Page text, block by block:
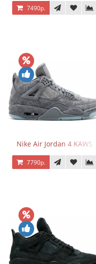
7490р.
Nike Air Jordan 4 KAWS
7790р.